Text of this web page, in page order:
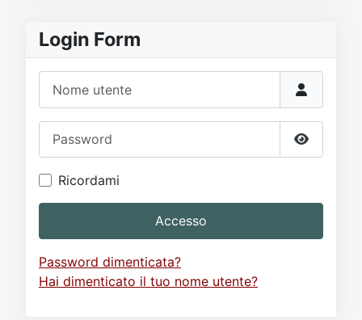
Forum
Login Form
Mostra
Ricordami
Accesso
Password dimenticata?
Hai dimenticato il tuo nome utente?